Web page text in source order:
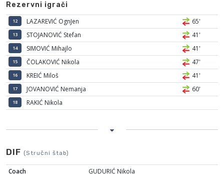
Rezervni igrači
12 LAZAREVIĆ OgnJen 65'
13 STOJANOVIĆ Stefan 41'
14 SIMOVIĆ Mihajlo 41'
15 ČOLAKOVIĆ Nikola 47'
16 KREIĆ Miloš 41'
17 JOVANOVIĆ Nemanja 60'
18 RAKIĆ Nikola
DIF (Stručni štab)
Coach GUDURIĆ Nikola